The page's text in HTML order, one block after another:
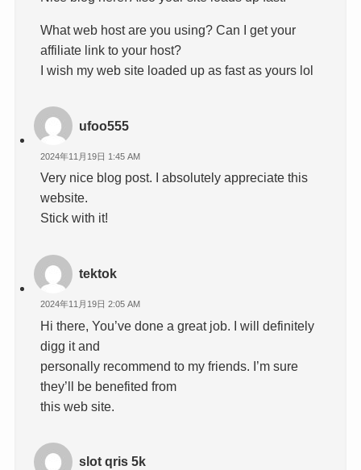
What web host are you using? Can I get your
affiliate link to your host?
I wish my web site loaded up as fast as yours lol
ufoo555
2024年11月19日 1:45 AM
Very nice blog post. I absolutely appreciate this
website.
Stick with it!
tektok
2024年11月19日 2:05 AM
Hi there, You’ve done a great job. I will definitely
digg it and
personally recommend to my friends. I’m sure
they’ll be benefited from
this web site.
slot qris 5k